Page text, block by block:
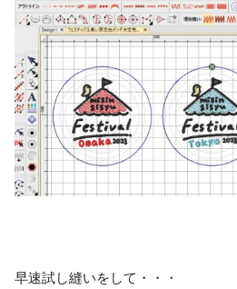
早速試し縫いをして・・・